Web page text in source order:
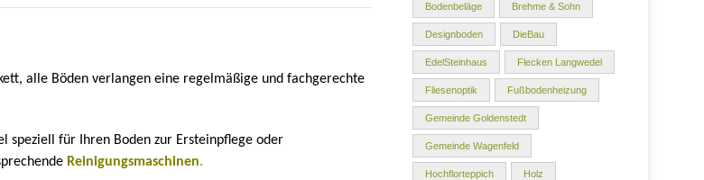
alle Böden verlangen eine regelmäßige und fachgerechte
speziell für Ihren Boden zur Ersteinpflege oder
Reinigungsmaschinen.
Bodenbeläge Brehme & Sohn
Designboden DieBau
EdelSteinhaus Flecken Langwedel
Fliesenoptik Fußbodenheizung
Gemeinde Goldenstedt
Gemeinde Wagenfeld
Hochflorteppich Holz